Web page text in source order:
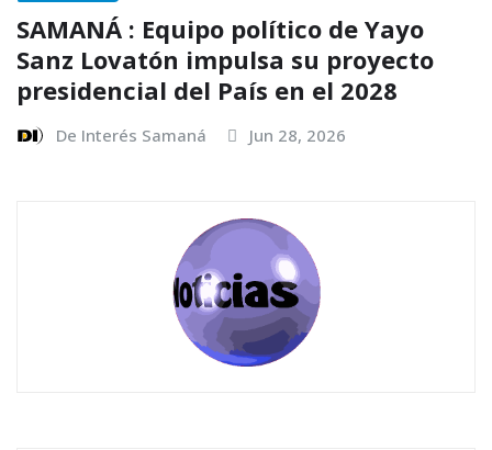
SAMANÁ : Equipo político de Yayo
Sanz Lovatón impulsa su proyecto
presidencial del País en el 2028
De Interés Samaná Jun 28, 2026